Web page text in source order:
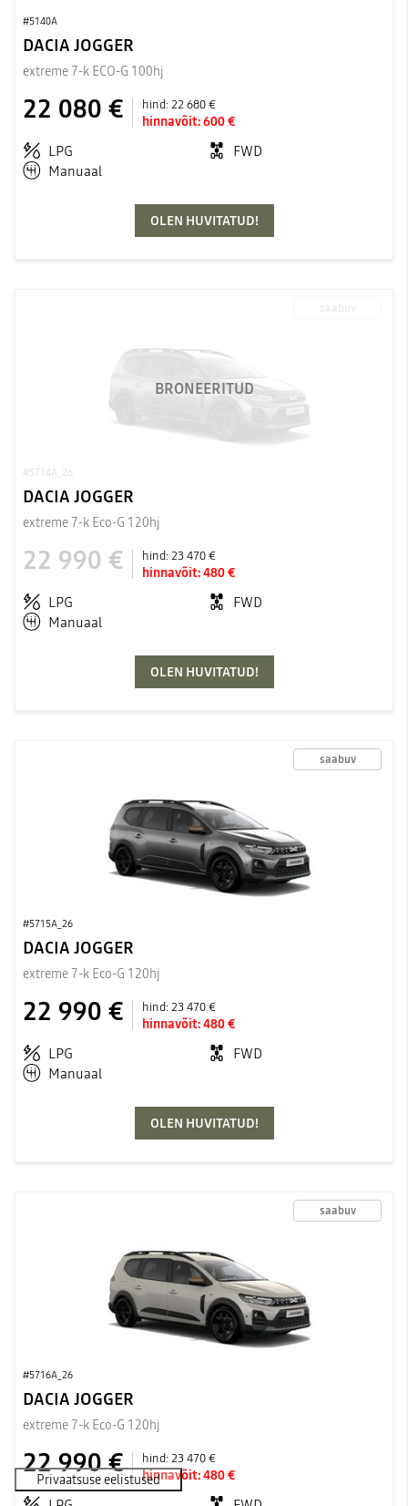
#5140A
DACIA JOGGER
extreme 7-k ECO-G 100hj
22 080 € hind:22 680 €
hinnavõit:600 €
LPG
FWD
Manuaal
OLEN HUVITATUD!
#5714A_26
BRONEERITUD
DACIA JOGGER
extreme 7-k Eco-G 120hj
22 990 € hind:23 470 €
hinnavõit:480 €
LPG
FWD
Manuaal
OLEN HUVITATUD!
saabuv
#5715A_26
DACIA JOGGER
extreme 7-k Eco-G 120hj
22 990 € hind:23 470 €
hinnavõit:480 €
LPG
FWD
Manuaal
OLEN HUVITATUD!
saabuv
#5716A_26
DACIA JOGGER
extreme 7-k Eco-G 120hj
22 990 € hind:23 470 €
hinnavõit:480 €